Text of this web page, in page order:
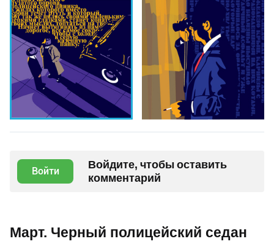
Войти
Войдите, чтобы оставить
комментарий
Март. Черный полицейский седан